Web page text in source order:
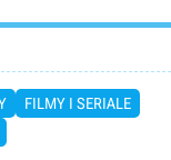
FILMY I SERIALE